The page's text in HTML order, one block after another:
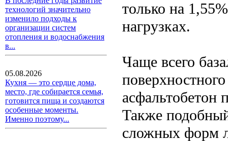
технологий значительно
изменило подходы к
организации систем
отопления и водоснабжения
в...
05.08.2026
Кухня — это сердце дома,
место, где собирается семья,
готовится пища и создаются
особенные моменты.
Именно поэтому...
только на
нагрузках.
Чаще всего
асфальтобетон
Также
сложных форм